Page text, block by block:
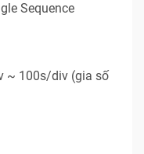
Sequence
~ 100s/div (gia số